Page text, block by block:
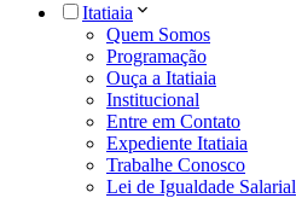
Itatiaia
Quem Somos
Programação
Ouça a Itatiaia
Institucional
Entre em Contato
Expediente Itatiaia
Trabalhe Conosco
Lei de Igualdade Salarial